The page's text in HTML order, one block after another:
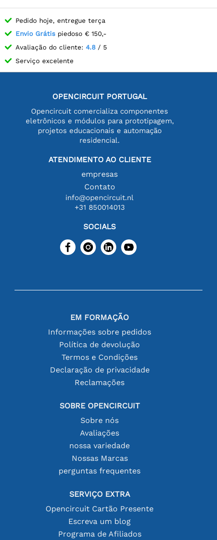
Pedido hoje, entregue terça
Envio Grátis piedoso € 150,-
Avaliação do cliente: 4.8 / 5
Serviço excelente
OPENCIRCUIT PORTUGAL
Opencircuit comercializa componentes
eletrônicos e módulos para prototipagem,
projetos educacionais e automação
residencial.
ATENDIMENTO AO CLIENTE
empresas
Contato
info@opencircuit.nl
+31 850014013
SOCIALS
EM FORMAÇÃO
Informações sobre pedidos
Política de devolução
Termos e Condições
Declaração de privacidade
Reclamações
SOBRE OPENCIRCUIT
Sobre nós
Avaliações
nossa variedade
Nossas Marcas
perguntas frequentes
SERVIÇO EXTRA
Opencircuit Cartão Presente
Escreva um blog
Programa de Afiliados